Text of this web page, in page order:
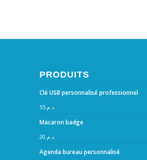
PRODUITS
Clé USB personnalisé professionnel
د.م.55
Macaron badge
د.م. 20
Agenda bureau personnalisé